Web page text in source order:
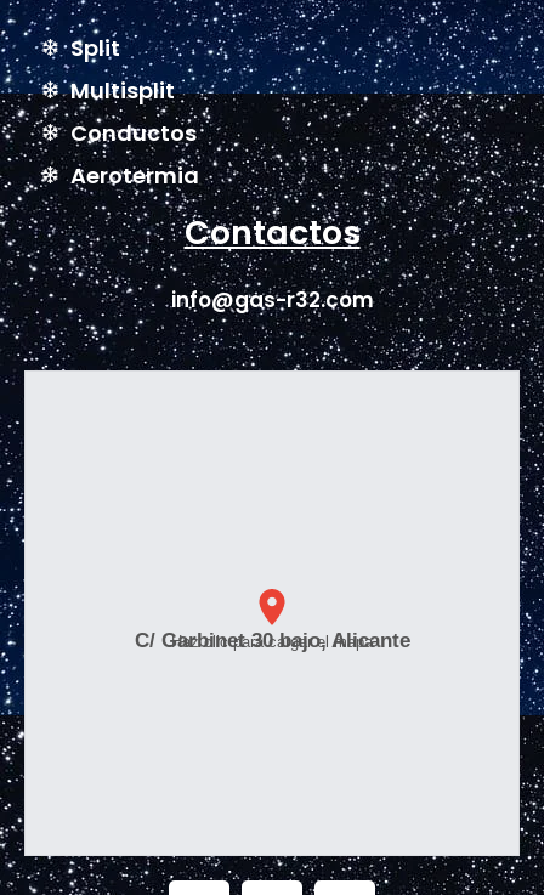
Split
Multisplit
Conductos
Aerotermia
Contactos
info@gas-r32.com
C/ Garbinet 30 bajo, Alicante
Haz clic para cargar el mapa